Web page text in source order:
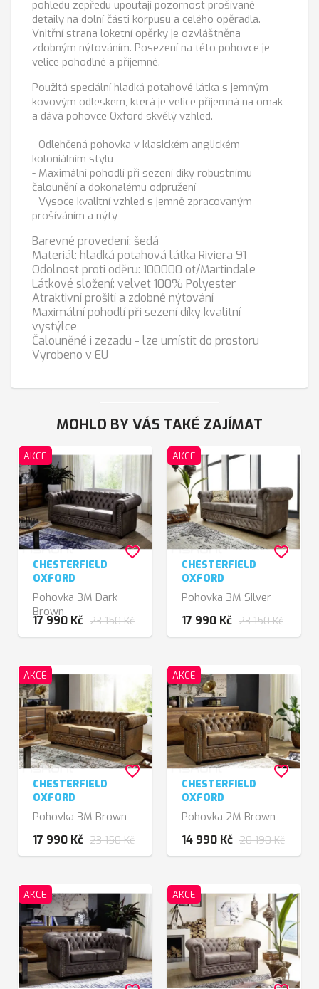
pohledu zepředu upoutají pozornost prošívané
detaily na dolní části korpusu a celého opěradla.
Vnitřní strana loketní opěrky je ozvláštněna
zdobným nýtováním. Posezení na této pohovce je
velice pohodlné a příjemné.
Použitá speciální hladká potahové látka s jemným
kovovým odleskem, která je velice příjemná na omak
a dává pohovce Oxford skvělý vzhled.
- Odlehčená pohovka v klasickém anglickém
koloniálním stylu
- Maximální pohodlí při sezení díky robustnímu
čalounění a dokonalému odpružení
- Vysoce kvalitní vzhled s jemně zpracovaným
prošíváním a nýty
Barevné provedení: šedá
Materiál: hladká potahová látka Riviera 91
Odolnost proti oděru: 100000 ot/Martindale
Látkové složení: velvet 100% Polyester
Atraktivní prošití a zdobné nýtování
Maximální pohodlí při sezení díky kvalitní
vystýlce
Čalouněné i zezadu - lze umístit do prostoru
Vyrobeno v EU
MOHLO BY VÁS TAKÉ ZAJÍMAT
AKCE
CHESTERFIELD
OXFORD
Pohovka 3M Dark
Brown
17 990 Kč 23 150 Kč
favorite_border
AKCE
CHESTERFIELD
OXFORD
Pohovka 3M Silver
17 990 Kč 23 150 Kč
favorite_border
AKCE
CHESTERFIELD
OXFORD
Pohovka 3M Brown
17 990 Kč 23 150 Kč
favorite_border
AKCE
CHESTERFIELD
OXFORD
Pohovka 2M Brown
14 990 Kč 20 190 Kč
favorite_border
AKCE AKCE